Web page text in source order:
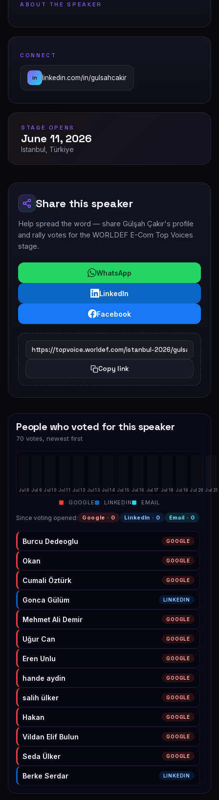
ABOUT THE SPEAKER
CONNECT
in linkedin.com/in/gulsahcakir
STAGE OPENS
June 11, 2026
Istanbul, Türkiye
Share this speaker
Help spread the word — share Gülşah Çakır's profile
and rally votes for the WORLDEF E-Com Top Voices
stage.
WhatsApp
LinkedIn
Facebook
Copy link
People who voted for this speaker
70 votes, newest first
Jul 8 Jul 9 Jul 10 Jul 11 Jul 12 Jul 13 Jul 14 Jul 15 Jul 16 Jul 17 Jul 18 Jul 19 Jul 20 Jul 21
GOOGLE LINKEDIN EMAIL
Since voting opened: Google · 0 LinkedIn · 0 Email · 0
Burcu Dedeoglu GOOGLE
Okan GOOGLE
Cumali Öztürk GOOGLE
Gonca Gülüm LINKEDIN
Mehmet Ali Demir GOOGLE
Uğur Can GOOGLE
Eren Unlu GOOGLE
hande aydin GOOGLE
salih ülker GOOGLE
Hakan GOOGLE
Vildan Elif Bulun GOOGLE
Seda Ülker GOOGLE
Berke Serdar LINKEDIN
Abuzer Keskin GOOGLE